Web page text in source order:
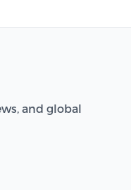
and global